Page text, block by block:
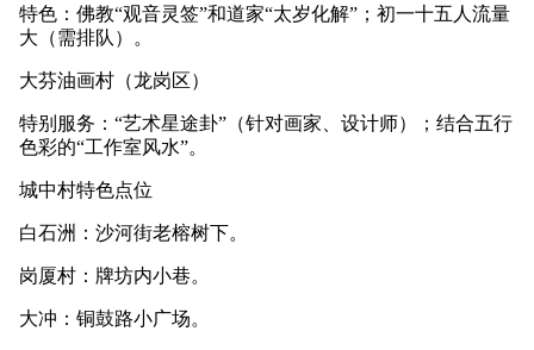
特色：佛教“观音灵签”和道家“太岁化解”；初一十五人流量
大（需排队）。
大芬油画村（龙岗区）
特别服务：“艺术星途卦”（针对画家、设计师）；结合五行
色彩的“工作室风水”。
城中村特色点位
白石洲：沙河街老榕树下。
岗厦村：牌坊内小巷。
大冲：铜鼓路小广场。